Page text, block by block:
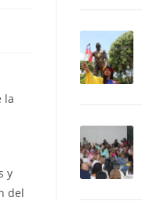
la
y
del